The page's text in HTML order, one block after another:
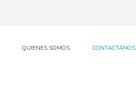
QUIENES SOMOS CONTACTÁNOS